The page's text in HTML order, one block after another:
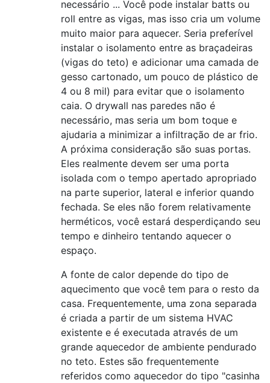
necessário ... Você pode instalar batts ou
roll entre as vigas, mas isso cria um volume
muito maior para aquecer. Seria preferível
instalar o isolamento entre as braçadeiras
(vigas do teto) e adicionar uma camada de
gesso cartonado, um pouco de plástico de
4 ou 8 mil) para evitar que o isolamento
caia. O drywall nas paredes não é
necessário, mas seria um bom toque e
ajudaria a minimizar a infiltração de ar frio.
A próxima consideração são suas portas.
Eles realmente devem ser uma porta
isolada com o tempo apertado apropriado
na parte superior, lateral e inferior quando
fechada. Se eles não forem relativamente
herméticos, você estará desperdiçando seu
tempo e dinheiro tentando aquecer o
espaço.
A fonte de calor depende do tipo de
aquecimento que você tem para o resto da
casa. Frequentemente, uma zona separada
é criada a partir de um sistema HVAC
existente e é executada através de um
grande aquecedor de ambiente pendurado
no teto. Estes são frequentemente
referidos como aquecedor do tipo "casinha